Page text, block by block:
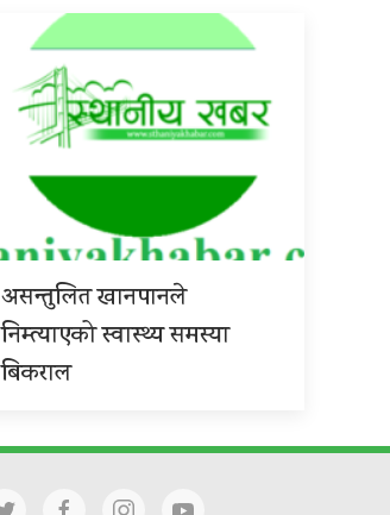
असन्तुलित खानपानले
निम्त्याएको स्वास्थ्य समस्या
बिकराल